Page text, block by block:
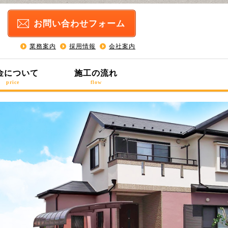
お問い合わせフォーム
業務案内 採用情報 会社案内
について
price
施工の流れ
flow